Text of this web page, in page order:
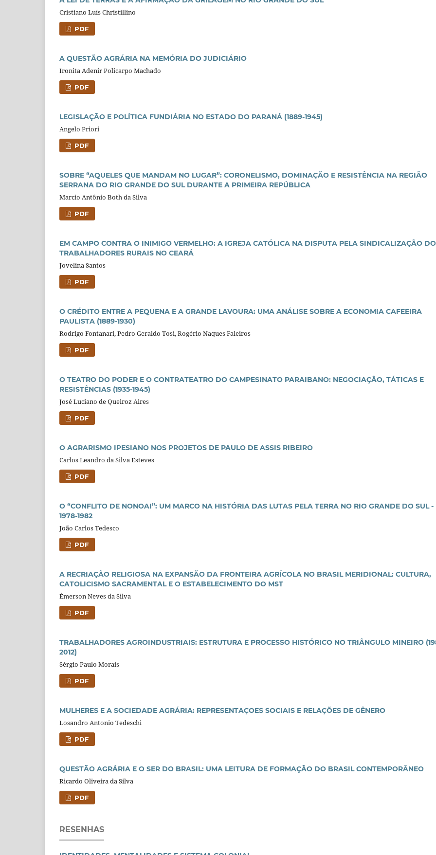
Cristiano Luís Christillino
PDF
A QUESTÃO AGRÁRIA NA MEMÓRIA DO JUDICIÁRIO
Ironita Adenir Policarpo Machado
PDF
LEGISLAÇÃO E POLÍTICA FUNDIÁRIA NO ESTADO DO PARANÁ (1889-1945)
Angelo Priori
PDF
SOBRE “AQUELES QUE MANDAM NO LUGAR”: CORONELISMO, DOMINAÇÃO E RESISTÊNCIA NA REGIÃO
SERRANA DO RIO GRANDE DO SUL DURANTE A PRIMEIRA REPÚBLICA
Marcio Antônio Both da Silva
PDF
EM CAMPO CONTRA O INIMIGO VERMELHO: A IGREJA CATÓLICA NA DISPUTA PELA SINDICALIZAÇÃO
TRABALHADORES RURAIS NO CEARÁ
Jovelina Santos
PDF
O CRÉDITO ENTRE A PEQUENA E A GRANDE LAVOURA: UMA ANÁLISE SOBRE A ECONOMIA CAFEEIRA
PAULISTA (1889-1930)
Rodrigo Fontanari, Pedro Geraldo Tosi, Rogério Naques Faleiros
PDF
O TEATRO DO PODER E O CONTRATEATRO DO CAMPESINATO PARAIBANO: NEGOCIAÇÃO, TÁTICAS E
RESISTÊNCIAS (1935-1945)
José Luciano de Queiroz Aires
PDF
O AGRARISMO IPESIANO NOS PROJETOS DE PAULO DE ASSIS RIBEIRO
Carlos Leandro da Silva Esteves
PDF
O “CONFLITO DE NONOAI”: UM MARCO NA HISTÓRIA DAS LUTAS PELA TERRA NO RIO GRANDE DO SUL -
1978-1982
João Carlos Tedesco
PDF
A RECRIAÇÃO RELIGIOSA NA EXPANSÃO DA FRONTEIRA AGRÍCOLA NO BRASIL MERIDIONAL: CULTURA,
CATOLICISMO SACRAMENTAL E O ESTABELECIMENTO DO MST
Émerson Neves da Silva
PDF
TRABALHADORES AGROINDUSTRIAIS: ESTRUTURA E PROCESSO HISTÓRICO NO TRIÂNGULO MINEIRO
2012)
Sérgio Paulo Morais
PDF
MULHERES E A SOCIEDADE AGRÁRIA: REPRESENTAÇOES SOCIAIS E RELAÇÕES DE GÊNERO
Losandro Antonio Tedeschi
PDF
QUESTÃO AGRÁRIA E O SER DO BRASIL: UMA LEITURA DE FORMAÇÃO DO BRASIL CONTEMPORÂNEO
Ricardo Oliveira da Silva
PDF
RESENHAS